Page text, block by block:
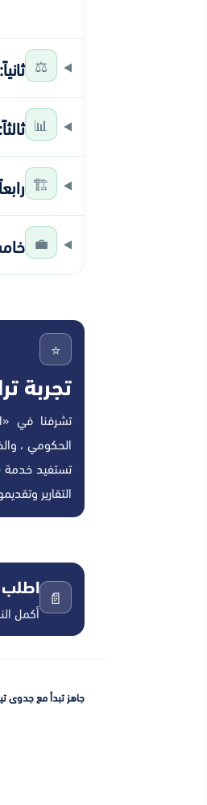
⚖️
📊
🏗️
💼
⭐
تجربة
تشرفنا في
الحكومي،
تستفيد خدمة
التقارير
📄
أكمل
جاهز تبدأ مع جدوى